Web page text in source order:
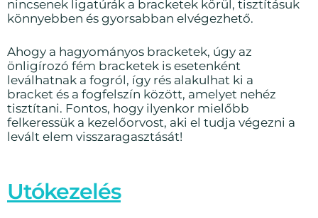
nincsenek ligatúrák a bracketek körül, tisztításuk
könnyebben és gyorsabban elvégezhető.
Ahogy a hagyományos bracketek, úgy az
önligírozó fém bracketek is esetenként
leválhatnak a fogról, így rés alakulhat ki a
bracket és a fogfelszín között, amelyet nehéz
tisztítani. Fontos, hogy ilyenkor mielőbb
felkeressük a kezelőorvost, aki el tudja végezni a
levált elem visszaragasztását!
Utókezelés